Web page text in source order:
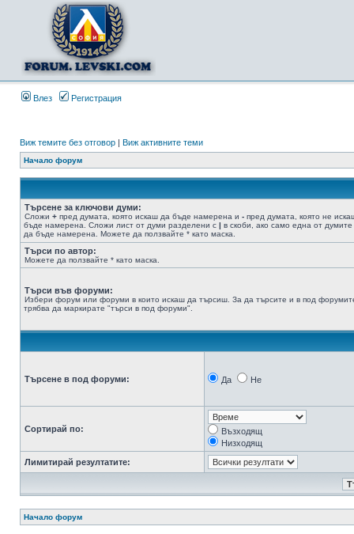
Влез Регистрация
Виж темите без отговор | Виж активните теми
Начало форум
Търсене за ключови думи:
Сложи + пред думата, която искаш да бъде намерена и - пред думата, която не
бъде намерена. Сложи лист от думи разделени с | в скоби, ако само една от думите
да бъде намерена. Можете да ползвайте * като маска.
Търси по автор:
Можете да ползвайте * като маска.
Търси във форуми:
Избери форум или форуми в които искаш да търсиш. За да търсите и в под
трябва да маркирате "търси в под форуми".
Търсене в под форуми: Да Не
Сортирай по:
Възходящ
Низходящ
Лимитирай резултатите:
Начало форум